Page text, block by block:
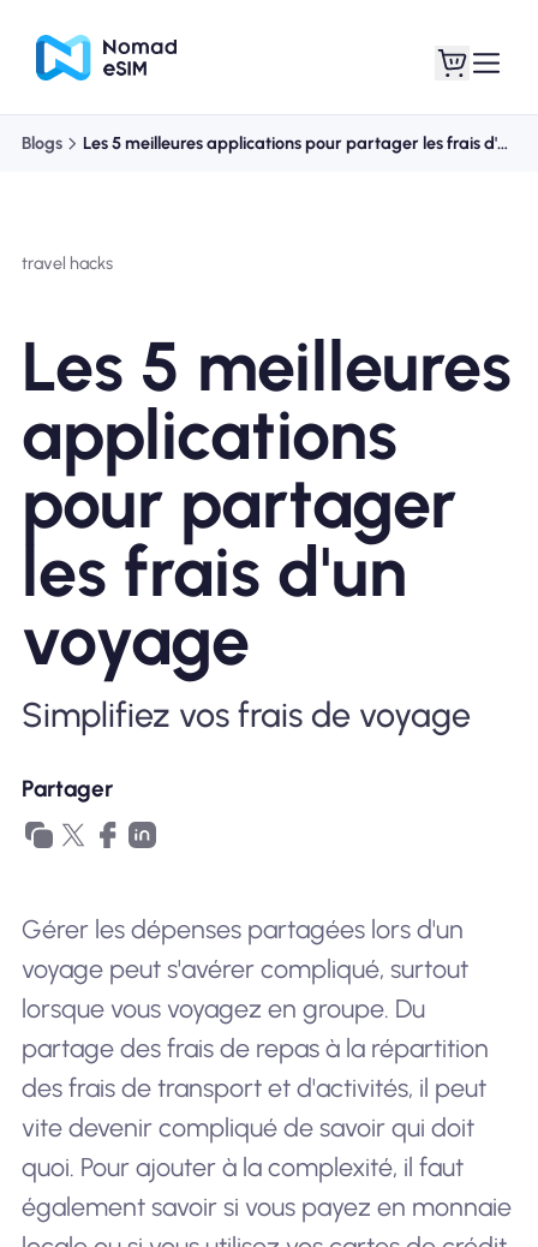
Forfaits
À propos de l'eSIM
Pourquoi Nomad eSIM
Utiliser une eSIM
Pour le business
Blogs Les 5 meilleures applications pour partager les frais d'un voyage
travel hacks
Les 5 meilleures
applications
pour partager
les frais d'un
voyage
Simplifiez vos frais de voyage
Partager
Gérer les dépenses partagées lors d'un
voyage peut s'avérer compliqué, surtout
lorsque vous voyagez en groupe. Du
partage des frais de repas à la répartition
des frais de transport et d'activités, il peut
vite devenir compliqué de savoir qui doit
quoi. Pour ajouter à la complexité, il faut
également savoir si vous payez en monnaie